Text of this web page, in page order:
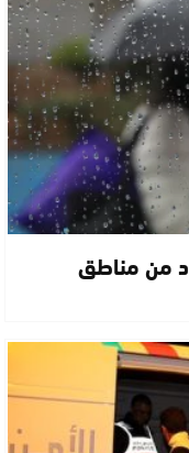
من مناطق